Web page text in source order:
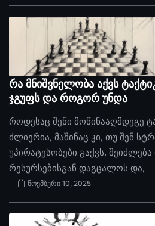
რა მნიშვნელობა აქვს
ჯგუფს და როგორ უნდა
როდესაც შენი მოწინააღმდეგე
ძლიერია, მაშინაც კი, თუ შენ
უპირატესობები გაქვს,
რესურსებისგან დაგცალოს და,
ნოემბერი 10, 2025